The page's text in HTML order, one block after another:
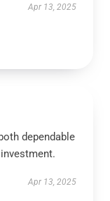
Apr 13, 2025
dependable
Apr 13, 2025